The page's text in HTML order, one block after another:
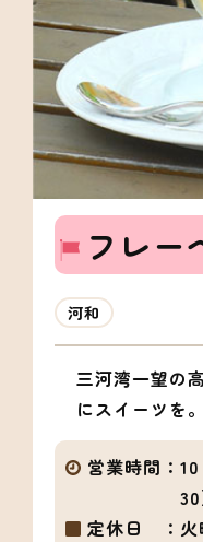
フレー
河和
三河湾一望の
にスイーツを。
営業時間：
30
定休日 ：